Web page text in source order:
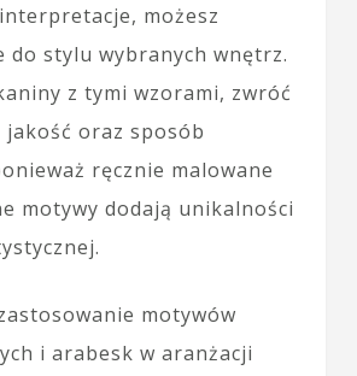
możesz
do stylu wybranych wnętrz.
z tymi wzorami, zwróć
jakość oraz sposób
ręcznie malowane
motywy dodają unikalności
motywów
i arabesk w aranżacji